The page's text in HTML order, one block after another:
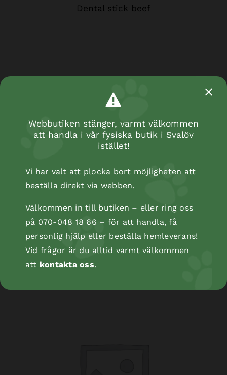
Dental stick beef
Kopåse
Webbutiken stänger, varmt välkommen
att handla i vår fysiska butik i Svalöv
istället!
Vi har valt att plocka bort möjligheten att
beställa direkt via webben.
Välkommen in till butiken – eller ring oss
på 070-048 18 66 – för att handla, få
personlig hjälp eller beställa hemleverans!
Vid frågor är du alltid varmt välkommen
att kontakta oss.